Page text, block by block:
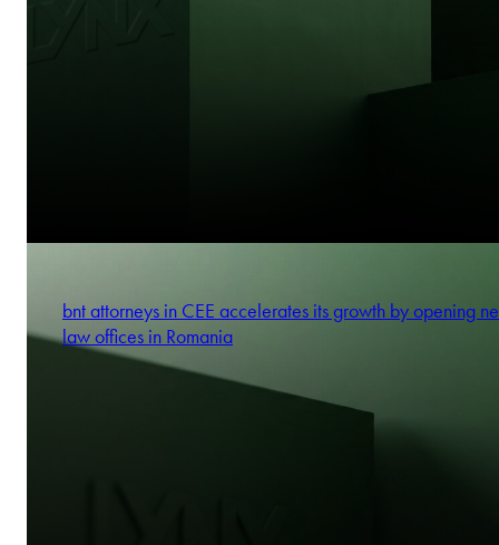
bnt attorneys in CEE accelerates its growth by opening
law offices in Romania